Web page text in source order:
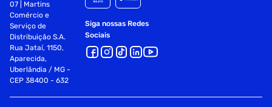
07 | Martins
Comércio e
Serviço de
Distribuição S.A.
Rua Jataí, 1150,
Aparecida,
Uberlândia / MG -
CEP 38400 - 632
Siga nossas Redes
Sociais